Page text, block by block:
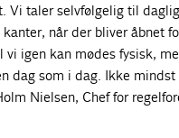
Vi taler selvfølgelig til
når der bliver åbnet
igen kan mødes fysisk,
dag som i dag. Ikke mindst
Nielsen, Chef for